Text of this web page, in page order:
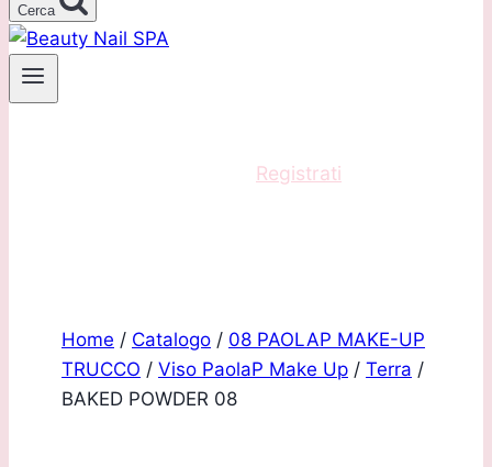
Cerca
Registrati
Home / Catalogo / 08 PAOLAP MAKE-UP
TRUCCO / Viso PaolaP Make Up / Terra /
BAKED POWDER 08